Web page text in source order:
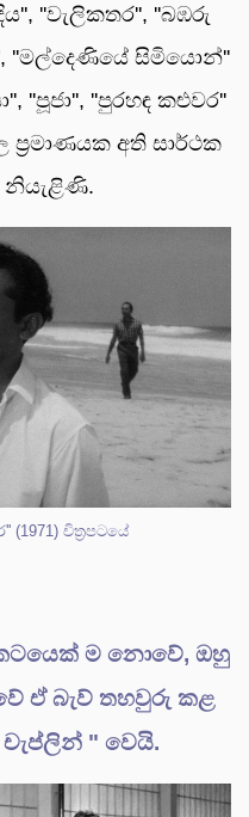
''වැලිකතර'', ''බඹරු
''මල්දෙණියේ සිමියොන්''
''පූජා'', ''පුරහඳ කළුවර''
ප්‍රමාණයක අති සාර්ථක
නියැළිණි.
(1971) චිත්‍රපටයේ
ම නොවේ, ඔහු
ඒ බැව් තහවුරු කළ
චැප්ලින් " වෙයි.